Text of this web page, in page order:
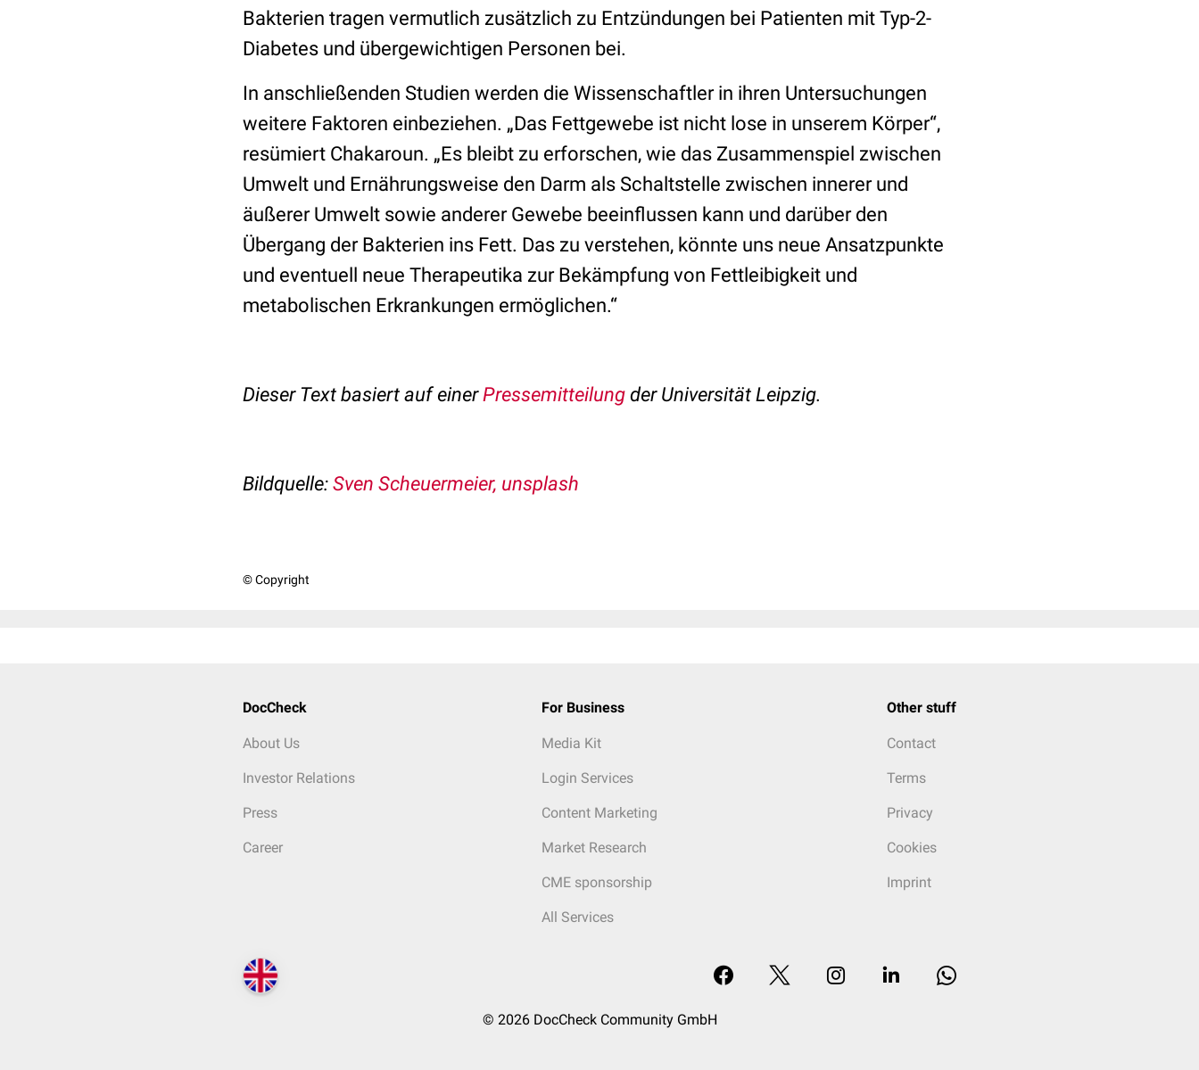
Bakterien tragen vermutlich zusätzlich zu Entzündungen bei Patienten mit Typ-2-
Diabetes und übergewichtigen Personen bei.
In anschließenden Studien werden die Wissenschaftler in ihren Untersuchungen
weitere Faktoren einbeziehen. „Das Fettgewebe ist nicht lose in unserem Körper“,
resümiert Chakaroun. „Es bleibt zu erforschen, wie das Zusammenspiel zwischen
Umwelt und Ernährungsweise den Darm als Schaltstelle zwischen innerer und
äußerer Umwelt sowie anderer Gewebe beeinflussen kann und darüber den
Übergang der Bakterien ins Fett. Das zu verstehen, könnte uns neue Ansatzpunkte
und eventuell neue Therapeutika zur Bekämpfung von Fettleibigkeit und
metabolischen Erkrankungen ermöglichen.“
Dieser Text basiert auf einerPressemitteilung der Universität Leipzig.
Bildquelle: Sven Scheuermeier, unsplash
© Copyright
DocCheck
About Us
Investor Relations
Press
Career
For Business
Media Kit
Login Services
Content Marketing
Market Research
CME sponsorship
All Services
Other stuff
Contact
Terms
Privacy
Cookies
Imprint
© 2026 DocCheck Community GmbH